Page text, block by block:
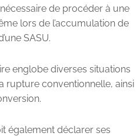
de procéder à une
lors de l’accumulation de
SASU.
englobe diverses situations
rupture conventionnelle, ainsi
également déclarer ses